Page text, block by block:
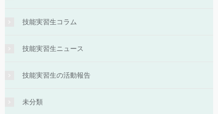
技能実習生コラム
技能実習生ニュース
技能実習生の活動報告
未分類